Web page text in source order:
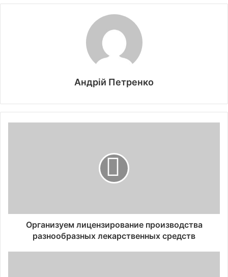
Андрій Петренко
Организуем лицензирование производства
разнообразных лекарственных средств